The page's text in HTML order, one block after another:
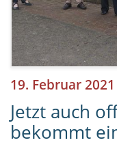
19. Februar 2021
Jetzt auch
bekommt